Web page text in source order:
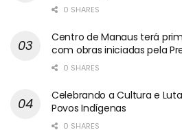
0 SHARES
Centro de Manaus terá
com obras iniciadas pela
0 SHARES
Celebrando a Cultura e
Povos Indígenas
0 SHARES